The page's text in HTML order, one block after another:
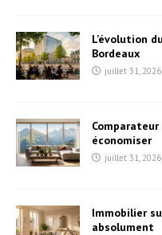
L’évolution
Bordeaux
juillet 31, 2026
économiser
juillet 31, 2026
Immobilier
absolument